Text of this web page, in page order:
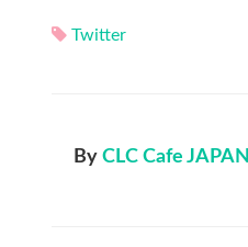
Twitter
By CLC Cafe JAPAN